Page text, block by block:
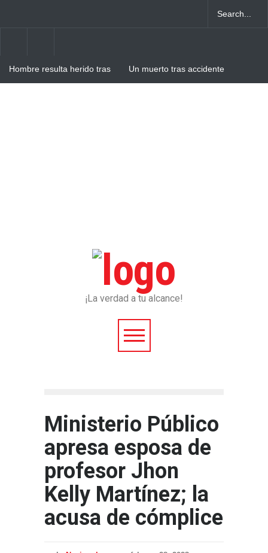
Hombre resulta herido tras
Cerro
Un muerto tras accidente
Verón-Punta Cana
¡La verdad a tu alcance!
Ministerio Público
apresa esposa de
profesor Jhon
Kelly Martínez; la
acusa de cómplice